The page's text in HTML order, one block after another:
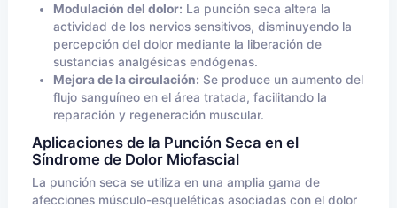
Modulación del dolor: La punción seca altera la
actividad de los nervios sensitivos, disminuyendo la
percepción del dolor mediante la liberación de
sustancias analgésicas endógenas.
Mejora de la circulación: Se produce un aumento del
flujo sanguíneo en el área tratada, facilitando la
reparación y regeneración muscular.
Aplicaciones de la Punción Seca en el
Síndrome de Dolor Miofascial
La punción seca se utiliza en una amplia gama de
afecciones músculo-esqueléticas asociadas con el dolor